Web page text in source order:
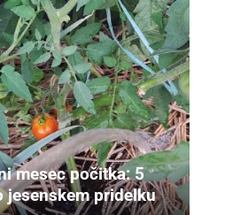
mesec počitka: 5
jesenskem pridelku